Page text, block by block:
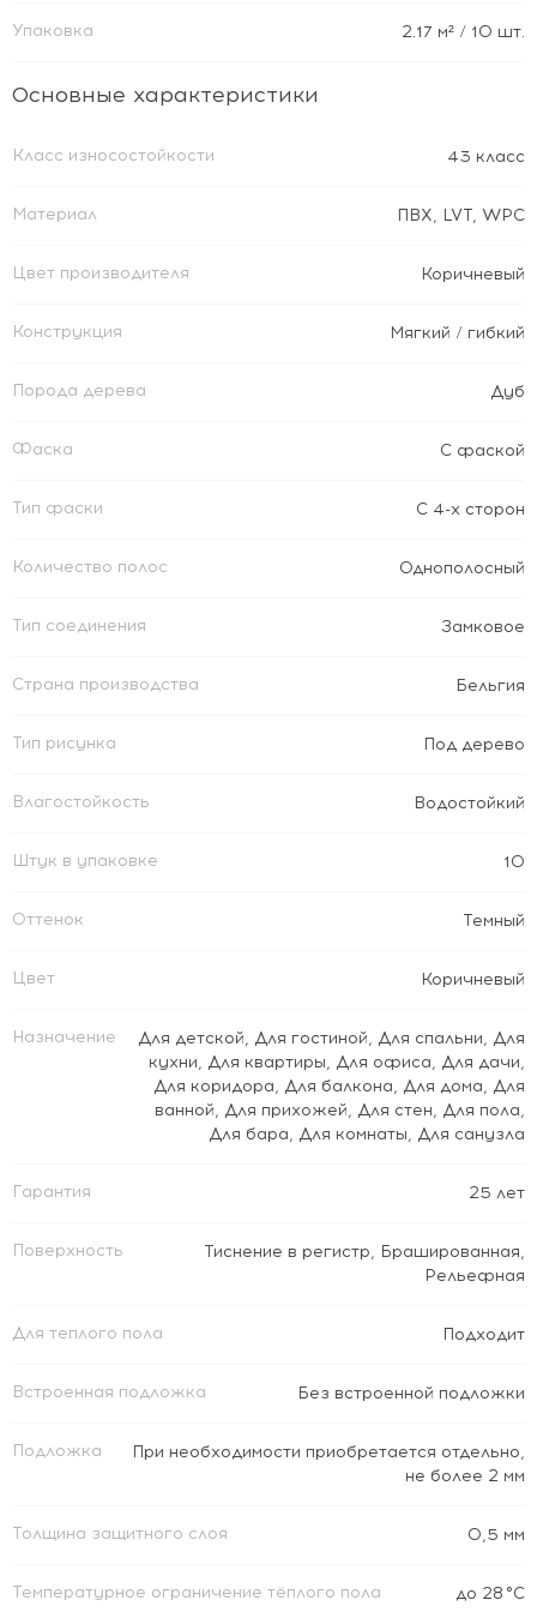
Упаковка 2.17 м² / 10 шт.
Основные характеристики
Класс износостойкости 43 класс
Материал ПВХ, LVT, WPC
Цвет производителя Коричневый
Конструкция Мягкий / гибкий
Порода дерева Дуб
Фаска С фаской
Тип фаски С 4-х сторон
Количество полос Однополосный
Тип соединения Замковое
Страна производства Бельгия
Тип рисунка Под дерево
Влагостойкость Водостойкий
Штук в упаковке 10
Оттенок Темный
Цвет Коричневый
Назначение Для детской, Для гостиной, Для спальни, Для
кухни, Для квартиры, Для офиса, Для дачи,
Для коридора, Для балкона, Для дома, Для
ванной, Для прихожей, Для стен, Для пола,
Для бара, Для комнаты, Для санузла
Гарантия 25 лет
Поверхность Тиснение в регистр, Брашированная,
Рельефная
Для теплого пола Подходит
Встроенная подложка Без встроенной подложки
Подложка
При необходимости приобретается отдельно,
не более 2 мм
Толщина защитного слоя 0,5 мм
Температурное ограничение тёплого пола до 28 °C